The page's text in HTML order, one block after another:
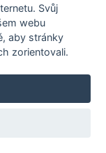
Svůj
webu
, aby stránky
zorientovali.